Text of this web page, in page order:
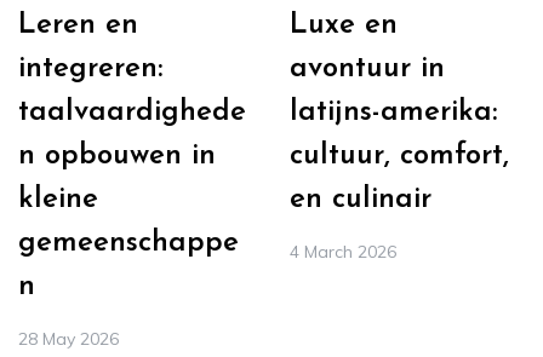
Leren en
integreren:
taalvaardighede
n opbouwen in
kleine
gemeenschappe
n
28 May 2026
Luxe en
avontuur in
latijns-amerika:
cultuur, comfort,
en culinair
4 March 2026